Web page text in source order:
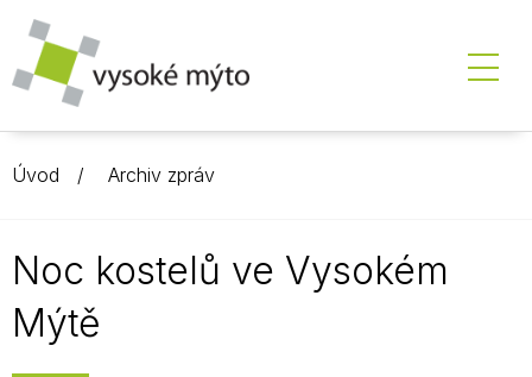
Úvod Archiv zpráv
Noc kostelů ve Vysokém
Mýtě